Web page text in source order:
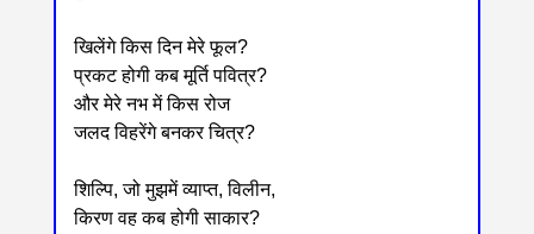
खिलेंगे किस दिन मेरे फूल?
प्रकट होगी कब मूर्ति पवित्र?
और मेरे नभ में किस रोज
जलद विहरेंगे बनकर चित्र?
शिल्पि, जो मुझमें व्याप्त, विलीन,
किरण वह कब होगी साकार?